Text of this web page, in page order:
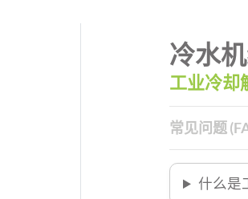
冷水
工业冷却
常见问题
什么是